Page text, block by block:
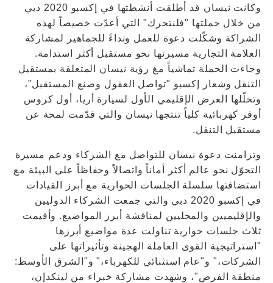
وكانت نيسان قد أطلقت أنشطتها في إكسبو 2020 دبي
من خلال حملتها "فلنتحرك" التي أعدّت خصيصاً لهذه
الشراكة وشكّلت دعوة للعمل ونداءً للجماهير لمشاركة
العلامة التجارية مسيرتها نحو مستقبل أكثر استدامة.
وجاءت الحملة تماشياً مغ رؤية نيسان المتعلقة بمستقبل
التنقل وشعار إكسبو "تواصل العقول وصنع المستقبل"،
وتخلّلها العرض الإقليمي الأول لسيارة أريا، أول كروس
أوفر كهربائية كلياً تنتجها نيسان والتي قدّمت لمحة عن
مستقبل التنقل.
وتزامنت دعوة نيسان للتواصل مع الشركاء ودعم مسيرة
التحوّل نحو عالم أكثر أماناً واتصالاً وحفاظاً على البيئة مع
استضافتها سلسلة الجلسات الحوارية مع أبرز القيادات
في إكسبو 2020 دبي والتي جمعت الشركاء الدوليين
والإقليميين والمحليين لمناقشة أبرز المواضيع. وأقيمت
ثلاث جلسات حوارية تناولت عدة مواضيع أبرزها
"استراتيجية القوى العاملة الهجينة وتأثيراتها على
الشركات،" و"عام استثنائي للكهرباء،" و"الشرق الأوسط:
منطقة الفرص"، وشهدت مشاركة خبراء من لينكدإن،